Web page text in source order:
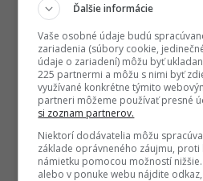
Ďalšie informácie
Vaše osobné údaje budú
zariadenia (súbory cookie,
údaje o zariadení) môžu byť
225 partnermi a môžu s nimi byť
využívané konkrétne týmito
partneri môžeme používať presné
si zoznam partnerov.
Niektorí dodávatelia môžu
základe oprávneného záujmu,
námietku pomocou možností
alebo v ponuke webu nájdite